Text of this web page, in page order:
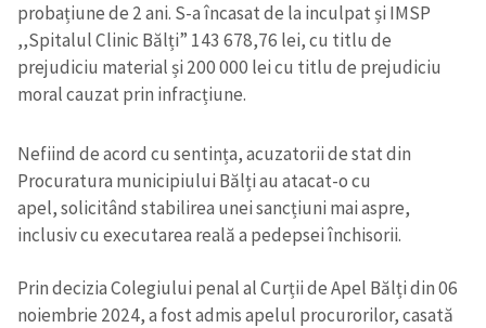
probațiune de 2 ani. S-a încasat de la inculpat și IMSP
,,Spitalul Clinic Bălți” 143 678,76 lei, cu titlu de
prejudiciu material și 200 000 lei cu titlu de prejudiciu
moral cauzat prin infracțiune.
Nefiind de acord cu sentința, acuzatorii de stat din
Procuratura municipiului Bălți au atacat-o cu
apel, solicitând stabilirea unei sancțiuni mai aspre,
inclusiv cu executarea reală a pedepsei închisorii.
Prin decizia Colegiului penal al Curții de Apel Bălți din 06
noiembrie 2024,a fost admis apelul procurorilor, casată